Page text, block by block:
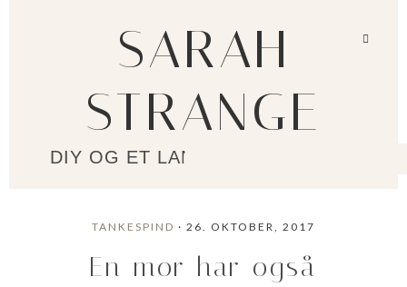
SARAH
STRANGE
DIY OG ET LANGSOMMERE LIV?
TANKESPIND · 26. OKTOBER, 2017
En mor har også